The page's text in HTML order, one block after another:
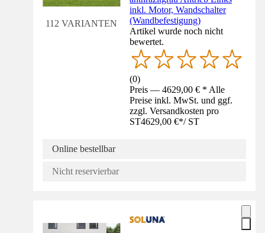
112 VARIANTEN
inkl. Motor, Wandschalter
(Wandbefestigung)
Artikel wurde noch nicht
bewertet.
(0)
Preis — 4629,00 € * Alle
Preise inkl. MwSt. und ggf.
zzgl. Versandkosten pro
ST4629,00 €*/ ST
Online bestellbar
Nicht reservierbar